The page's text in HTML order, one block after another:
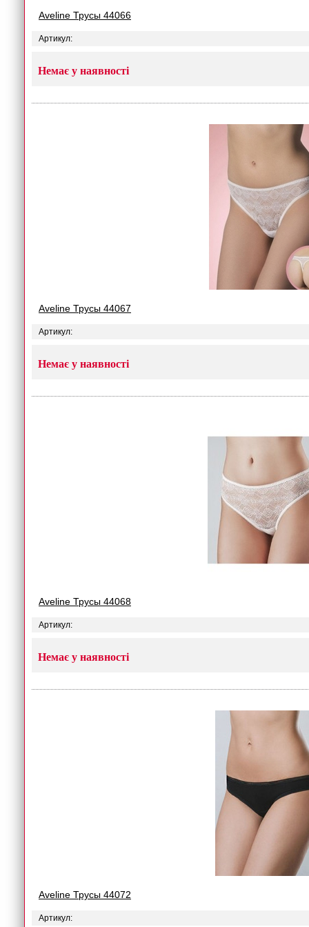
Aveline Трусы 44066
Артикул:
Немає у наявності
Aveline Трусы 44067
Артикул:
Немає у наявності
Aveline Трусы 44068
Артикул:
Немає у наявності
Aveline Трусы 44072
Артикул: